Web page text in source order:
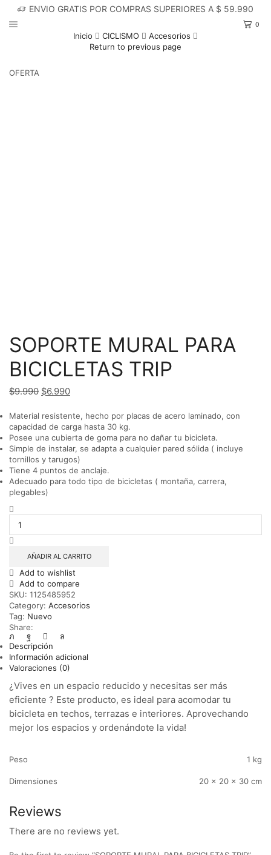
ENVIO GRATIS POR COMPRAS SUPERIORES A $ 59.990
0
Inicio CICLISMO
Accesorios
Return to previous page
OFERTA
SOPORTE MURAL PARA
BICICLETAS TRIP
$9.990 El
original
$9.990.
$6.990
actual
es:
$6.990.
Material resistente, hecho por placas de acero laminado, con
capacidad de carga hasta 30 kg.​
Posee una cubierta de goma para no dañar tu bicicleta.
Simple de instalar, se adapta a cualquier pared sólida ( incluye
tornillos y tarugos)
Tiene 4 puntos de anclaje.
Adecuado para todo tipo de bicicletas ( montaña, carrera,
plegables)
MURAL
PARA
TRIPAÑADIR AL CARRITO
Add to wishlist
Add to compare
SKU: 1125485952
Category: Accesorios
Tag: Nuevo
Share:
Descripción
Información adicional
Valoraciones (0)
¿Vives en un espacio reducido y necesitas ser más
eficiente ? Este producto, es ideal para acomodar tu
bicicleta en techos, terrazas e interiores. Aprovechando
mejor los espacios y ordenándote la vida!
Peso 1 kg
Dimensiones 20 × 20 × 30 cm
Reviews
There are no reviews yet.